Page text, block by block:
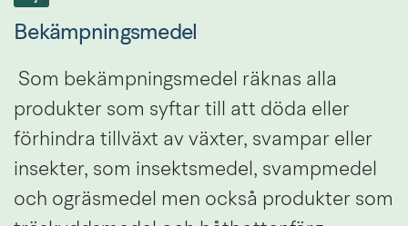
Bekämpningsmedel
Som bekämpningsmedel räknas alla
produkter som syftar till att döda eller
förhindra tillväxt av växter, svampar eller
insekter, som insektsmedel, svampmedel
och ogräsmedel men också produkter som